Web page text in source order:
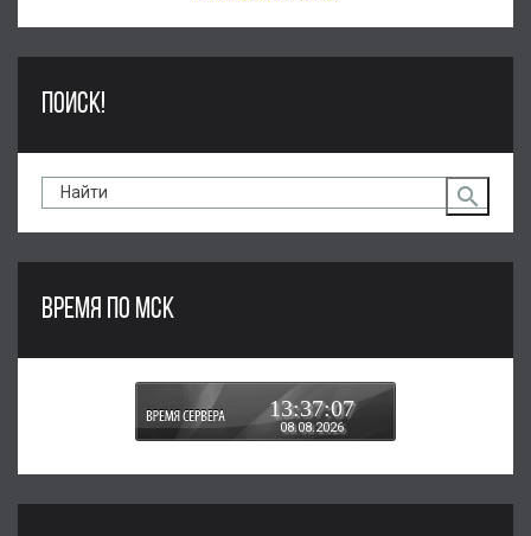
ПОИСК!
ВРЕМЯ ПО МСК
13:37:08
08.08.2026